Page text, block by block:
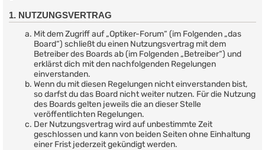
1. NUTZUNGSVERTRAG
Mit dem Zugriff auf „Optiker-Forum“ (im Folgenden „das
Board“) schließt du einen Nutzungsvertrag mit dem
Betreiber des Boards ab (im Folgenden „Betreiber“) und
erklärst dich mit den nachfolgenden Regelungen
einverstanden.
Wenn du mit diesen Regelungen nicht einverstanden bist,
so darfst du das Board nicht weiter nutzen. Für die Nutzung
des Boards gelten jeweils die an dieser Stelle
veröffentlichten Regelungen.
Der Nutzungsvertrag wird auf unbestimmte Zeit
geschlossen und kann von beiden Seiten ohne Einhaltung
einer Frist jederzeit gekündigt werden.